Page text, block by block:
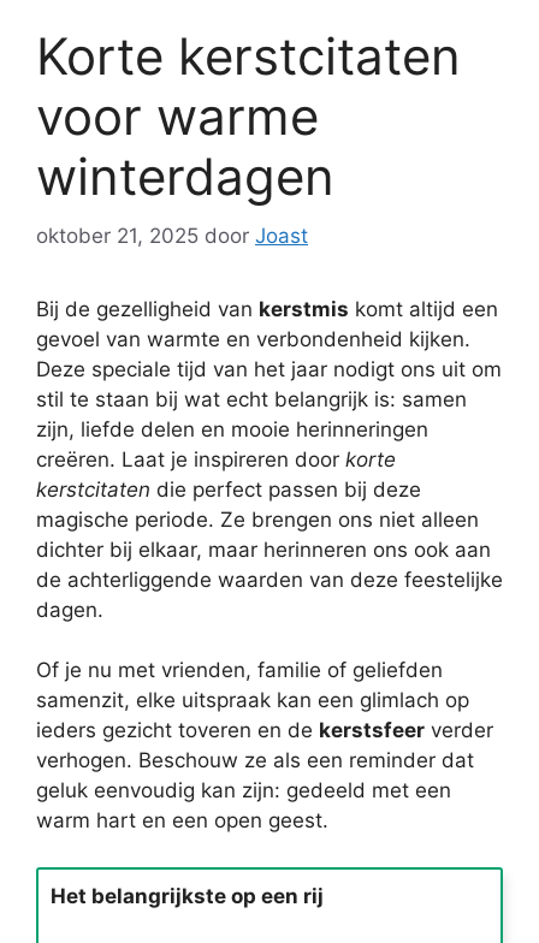
Korte kerstcitaten
voor warme
winterdagen
oktober 21, 2025 door Joast
Bij de gezelligheid van kerstmis komt altijd een
gevoel van warmte en verbondenheid kijken.
Deze speciale tijd van het jaar nodigt ons uit om
stil te staan bij wat echt belangrijk is: samen
zijn, liefde delen en mooie herinneringen
creëren. Laat je inspireren door korte
kerstcitaten die perfect passen bij deze
magische periode. Ze brengen ons niet alleen
dichter bij elkaar, maar herinneren ons ook aan
de achterliggende waarden van deze feestelijke
dagen.
Of je nu met vrienden, familie of geliefden
samenzit, elke uitspraak kan een glimlach op
ieders gezicht toveren en de kerstsfeer verder
verhogen. Beschouw ze als een reminder dat
geluk eenvoudig kan zijn: gedeeld met een
warm hart en een open geest.
Het belangrijkste op een rij